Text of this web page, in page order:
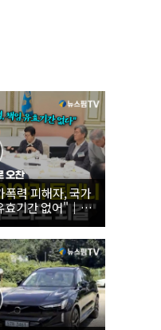
력 피해자, 국가
기간 없어"｜
로 오찬